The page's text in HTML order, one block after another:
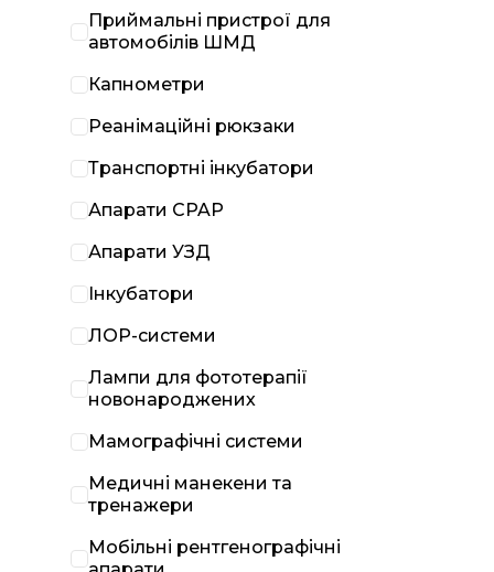
Приймальні пристрої для
автомобілів ШМД
Капнометри
Реанімаційні рюкзаки
Транспортні інкубатори
Апарати CPAP
Апарати УЗД
Інкубатори
ЛОР-системи
Лампи для фототерапії
новонароджених
Мамографічні системи
Медичні манекени та
тренажери
Мобільні рентгенографічні